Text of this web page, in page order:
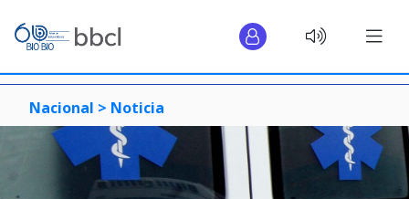
Nacional > Noticia